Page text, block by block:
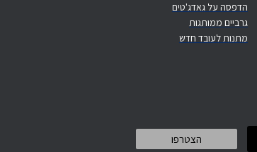
הדפסה על גאדג'טים
גרביים ממותגות
מתנות לעובד חדש